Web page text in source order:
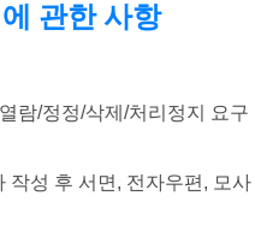
관한 사항
람/정정/삭제/처리정지 요구
작성 후 서면, 전자우편, 모사